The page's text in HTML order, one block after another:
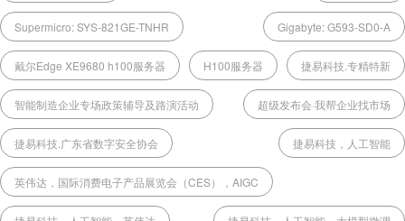
Supermicro: SYS-821GE-TNHR Gigabyte: G593-SD0-A
戴尔Edge XE9680 h100服务器 H100服务器 捷易科技.专精特新
智能制造企业专场政策辅导及路演活动 超级发布会·我帮企业找市场
捷易科技.广东省数字安全协会 捷易科技，人工智能
英伟达，国际消费电子产品展览会（CES），AIGC